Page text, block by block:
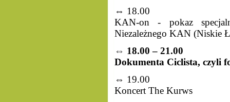
⇔ 18.00
KAN-on - pokaz
Niezależnego KAN (Niskie
⇔ 18.00 – 21.00
Dokumenta Ciclista, czyli
⇔ 19.00
Koncert The Kurws